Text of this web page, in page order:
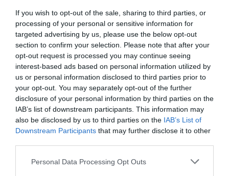
If you wish to opt-out of the sale, sharing to third parties, or
processing of your personal or sensitive information for
targeted advertising by us, please use the below opt-out
section to confirm your selection. Please note that after your
opt-out request is processed you may continue seeing
interest-based ads based on personal information utilized by
us or personal information disclosed to third parties prior to
your opt-out. You may separately opt-out of the further
disclosure of your personal information by third parties on the
IAB’s list of downstream participants. This information may
also be disclosed by us to third parties on the IAB’s List of
Downstream Participants that may further disclose it to other
Personal Data Processing Opt Outs
●Levadura de cerveza A+E. Presenta un nuevo
recubrimiento sin colorante ni azúcar. Se presenta en
envase de 60 comprimidos (C.N: 247353.9).
El Farmacéutico
como fuente preferida
de Google de forma gratuita
Mantente informado con las últimas noticias de actualidad.
ACTIVAR AHORA
Tags